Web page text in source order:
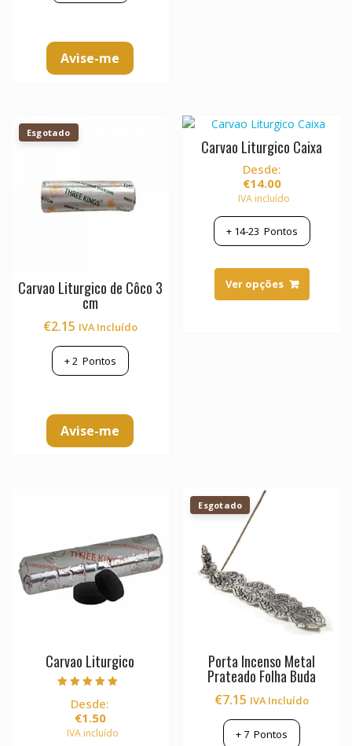
Avise-me
Esgotado
Carvao Liturgico de Côco 3
cm
€2.15 IVA Incluído
+2Pontos
Avise-me
Carvao Liturgico Caixa
Desde:
€14.00
IVA incluído
+ 14-23 Pontos
Ver opções
has
Carvao Liturgico
5.00
de 5
Desde:
€1.50
IVA incluído
Esgotado
Porta Incenso Metal
Prateado Folha Buda
€7.15 IVA Incluído
+7 Pontos